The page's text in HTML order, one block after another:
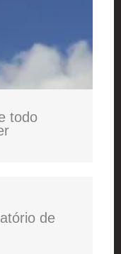
todo
de